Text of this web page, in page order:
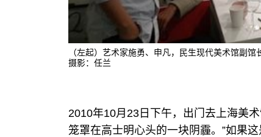
（左起）艺术家施勇、申凡，民生现代美术馆副馆
摄影：任兰
2010年10月23日下午，出门去上海美
笼罩在高士明心头的一块阴霾。”如果